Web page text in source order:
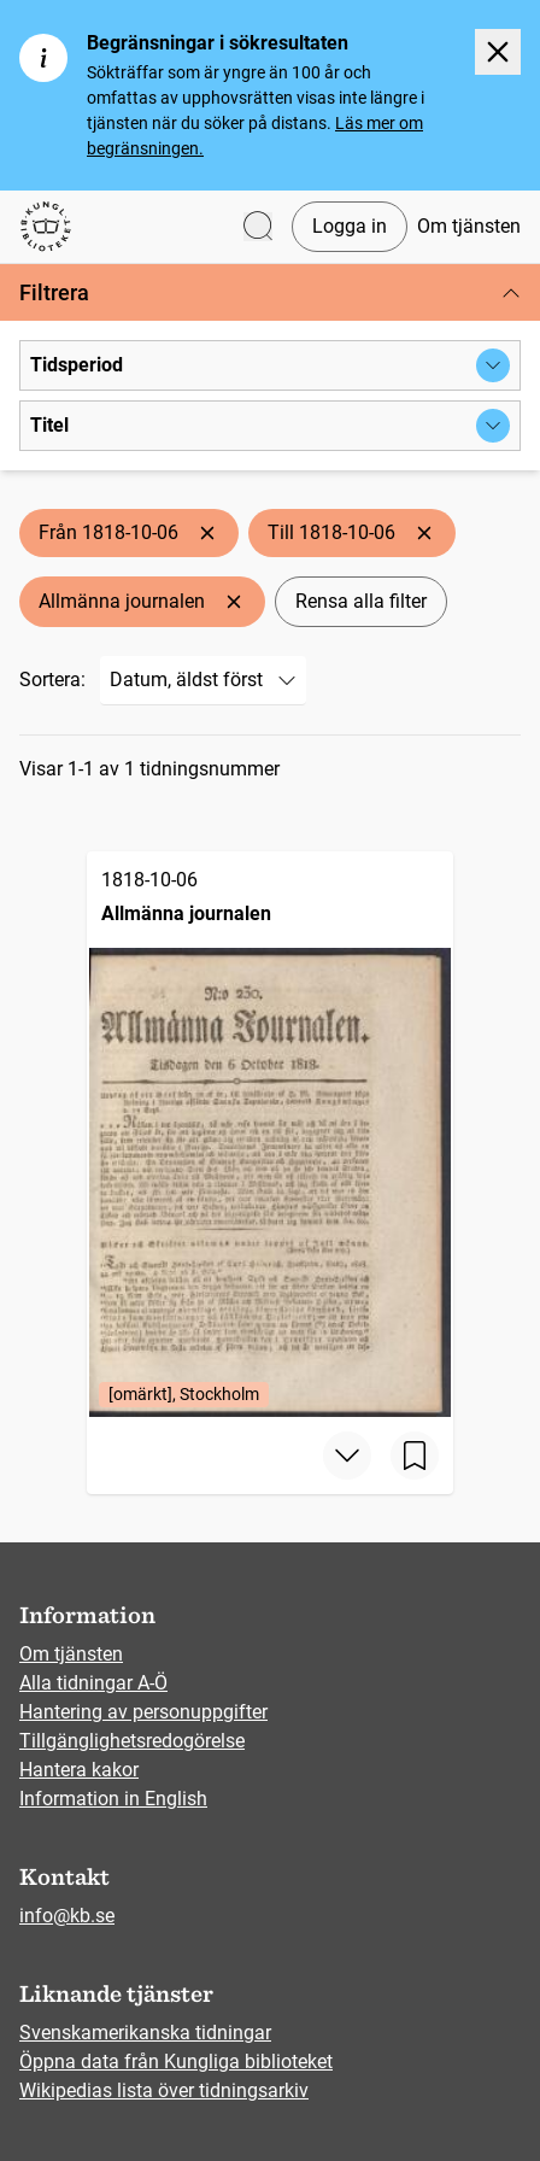
Begränsningar i sökresultaten
Sökträffar som är yngre än 100 år och
omfattas av upphovsrätten visas inte längre i
tjänsten när du söker på distans. Läs mer om
begränsningen.
Svenska tidningar
Logga in Om tjänsten
Filtrera
Tidsperiod
Titel
Från 1818-10-06 Till 1818-10-06
Allmänna journalen Rensa alla filter
Sortera:
Sökresultat
Visar 1-1 av 1 tidningsnummer
1818-10-06
Allmänna journalen
[omärkt], Stockholm
Information
Om tjänsten
Alla tidningar A-Ö
Hantering av personuppgifter
Tillgänglighetsredogörelse
Hantera kakor
Information in English
Kontakt
info@kb.se
Liknande tjänster
Svenskamerikanska tidningar
Öppna data från Kungliga biblioteket
Wikipedias lista över tidningsarkiv